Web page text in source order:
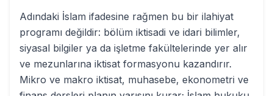
Adındaki İslam ifadesine rağmen bu bir ilahiyat
programı değildir: bölüm iktisadi ve idari bilimler,
siyasal bilgiler ya da işletme fakültelerinde yer alır
ve mezunlarına iktisat formasyonu kazandırır.
Mikro ve makro iktisat, muhasebe, ekonometri ve